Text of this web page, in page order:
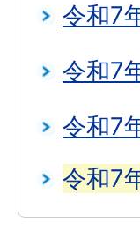
令和7
令和7
令和7
令和7